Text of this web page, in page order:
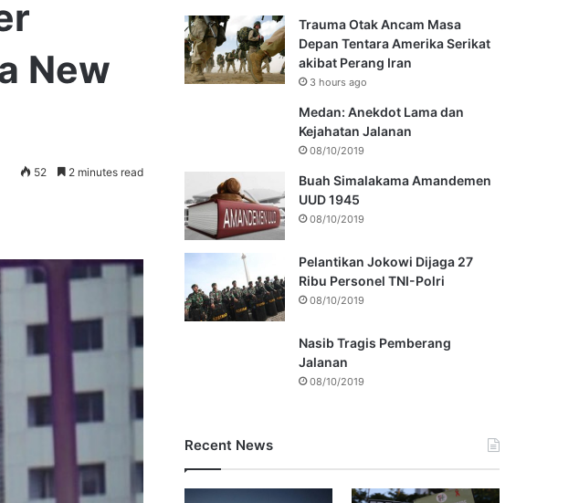
New
52 2 minutes read
Trauma Otak Ancam Masa
Depan Tentara Amerika Serikat
akibat Perang Iran
3 hours ago
Medan: Anekdot Lama dan
Kejahatan Jalanan
08/10/2019
Buah Simalakama Amandemen
UUD 1945
08/10/2019
Pelantikan Jokowi Dijaga 27
Ribu Personel TNI-Polri
08/10/2019
Nasib Tragis Pemberang
Jalanan
08/10/2019
Recent News